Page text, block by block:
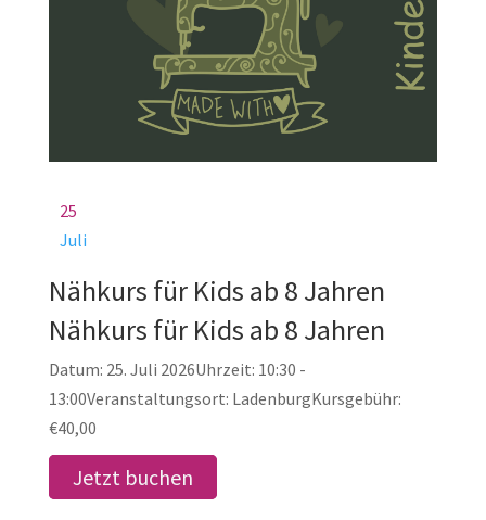
25
Juli
Nähkurs für Kids ab 8 Jahren
Nähkurs für Kids ab 8 Jahren
Datum: 25. Juli 2026Uhrzeit: 10:30 -
13:00Veranstaltungsort: LadenburgKursgebühr:
€40,00
Jetzt buchen